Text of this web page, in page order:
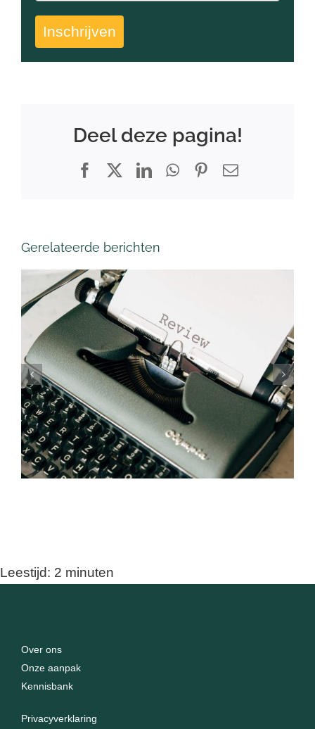
Inschrijven
Deel deze pagina!
Facebook
X LinkedInWhatsApp
Pinterest
E-
Gerelateerde berichten
Waarom je reviews op je
site moet zetten
Leestijd: 2 minuten
Over ons
Onze aanpak
Kennisbank
Privacyverklaring